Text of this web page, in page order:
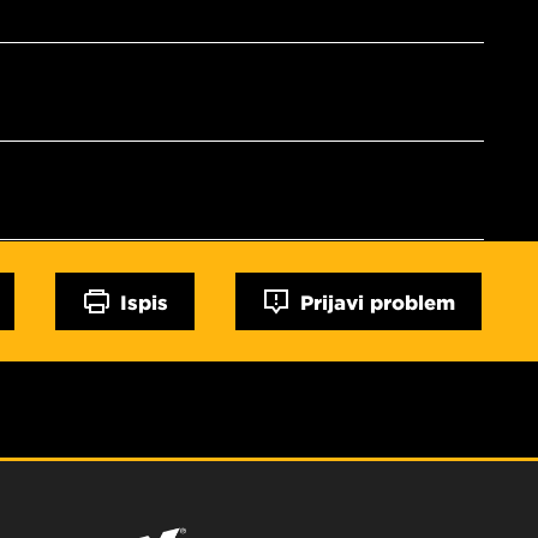
Ispis Prijavi problem